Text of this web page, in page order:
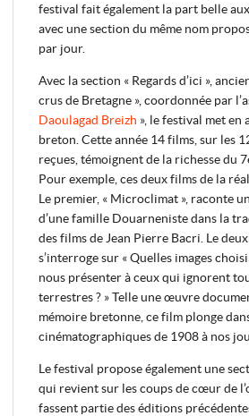
festival fait également la part belle
avec une section du même nom
par jour.
Avec la section « Regards d’ici »,
crus de Bretagne », coordonnée par
Daoulagad Breizh », le festival met en
breton. Cette année 14 films, sur les
reçues, témoignent de la richesse du
Pour exemple, ces deux films de la
Le premier, « Microclimat », raconte
d’une famille Douarneniste dans la
des films de Jean Pierre Bacri. Le
s’interroge sur « Quelles images
nous présenter à ceux qui ignorent
terrestres ? » Telle une œuvre
mémoire bretonne, ce film plonge
cinématographiques de 1908 à nos
Le festival propose également une
qui revient sur les coups de cœur de
fassent partie des éditions